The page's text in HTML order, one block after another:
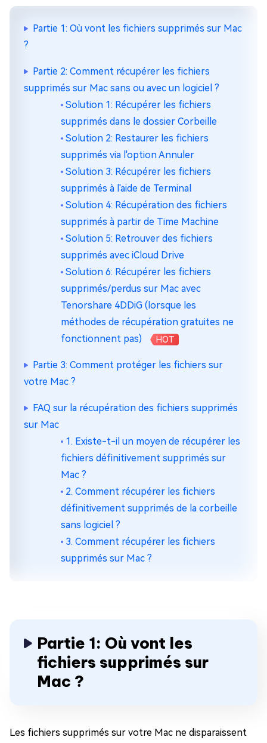
Partie 1: Où vont les fichiers supprimés sur Mac
?
Partie 2: Comment récupérer les fichiers
supprimés sur Mac sans ou avec un logiciel ?
Solution 1: Récupérer les fichiers
supprimés dans le dossier Corbeille
Solution 2: Restaurer les fichiers
supprimés via l'option Annuler
Solution 3: Récupérer les fichiers
supprimés à l'aide de Terminal
Solution 4: Récupération des fichiers
supprimés à partir de Time Machine
Solution 5: Retrouver des fichiers
supprimés avec iCloud Drive
Solution 6: Récupérer les fichiers
supprimés/perdus sur Mac avec
Tenorshare 4DDiG (lorsque les
méthodes de récupération gratuites ne
fonctionnent pas)
HOT
Partie 3: Comment protéger les fichiers sur
votre Mac ?
FAQ sur la récupération des fichiers supprimés
sur Mac
1. Existe-t-il un moyen de récupérer les
fichiers définitivement supprimés sur
Mac ?
2. Comment récupérer les fichiers
définitivement supprimés de la corbeille
sans logiciel ?
3. Comment récupérer les fichiers
supprimés sur Mac ?
Partie 1: Où vont les
fichiers supprimés sur
Mac ?
Les fichiers supprimés sur votre Mac ne disparaissent